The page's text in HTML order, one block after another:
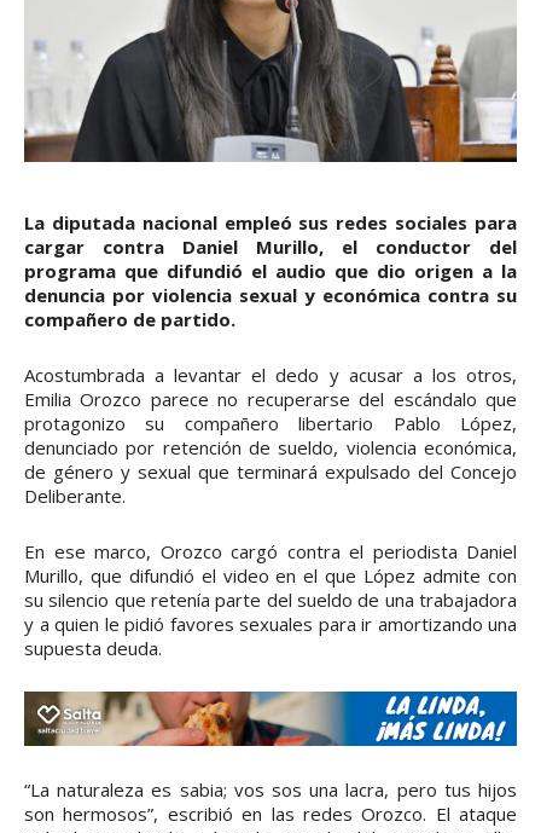
La diputada nacional empleó sus redes sociales para
cargar contra Daniel Murillo, el conductor del
programa que difundió el audio que dio origen a la
denuncia por violencia sexual y económica contra su
compañero de partido.
Acostumbrada a levantar el dedo y acusar a los otros,
Emilia Orozco parece no recuperarse del escándalo que
protagonizo su compañero libertario Pablo López,
denunciado por retención de sueldo, violencia económica,
de género y sexual que terminará expulsado del Concejo
Deliberante.
En ese marco, Orozco cargó contra el periodista Daniel
Murillo, que difundió el video en el que López admite con
su silencio que retenía parte del sueldo de una trabajadora
y a quien le pidió favores sexuales para ir amortizando una
supuesta deuda.
“La naturaleza es sabia; vos sos una lacra, pero tus hijos
son hermosos”, escribió en las redes Orozco. El ataque